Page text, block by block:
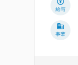
給与
事業